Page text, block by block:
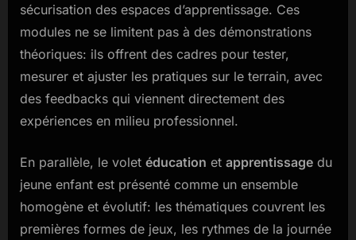
sécurisation des espaces d’apprentissage. Ces
modules ne se limitent pas à des démonstrations
théoriques: ils offrent des cadres pour tester,
mesurer et ajuster les pratiques sur le terrain, avec
des feedbacks qui viennent directement des
expériences en milieu professionnel.
En parallèle, le volet éducation et apprentissage du
jeune enfant est présenté comme un ensemble
homogène et évolutif: les thématiques couvrent les
premières formes de jeux, les rythmes de la journée